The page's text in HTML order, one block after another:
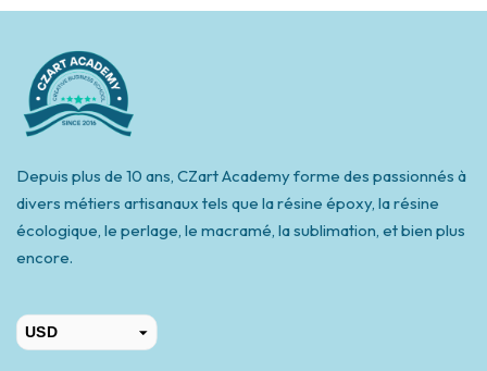
Depuis plus de 10 ans, CZart Academy forme des passionnés à
divers métiers artisanaux tels que la résine époxy, la résine
écologique, le perlage, le macramé, la sublimation, et bien plus
encore.
USD